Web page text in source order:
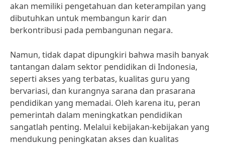
akan memiliki pengetahuan dan keterampilan yang
dibutuhkan untuk membangun karir dan
berkontribusi pada pembangunan negara.
Namun, tidak dapat dipungkiri bahwa masih banyak
tantangan dalam sektor pendidikan di Indonesia,
seperti akses yang terbatas, kualitas guru yang
bervariasi, dan kurangnya sarana dan prasarana
pendidikan yang memadai. Oleh karena itu, peran
pemerintah dalam meningkatkan pendidikan
sangatlah penting. Melalui kebijakan-kebijakan yang
mendukung peningkatan akses dan kualitas